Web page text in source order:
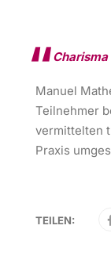
Manuel
Teilnehmer
vermittelten
Praxis
TEILEN: